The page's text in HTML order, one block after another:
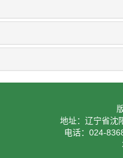
地址：辽宁省沈
电话：024-